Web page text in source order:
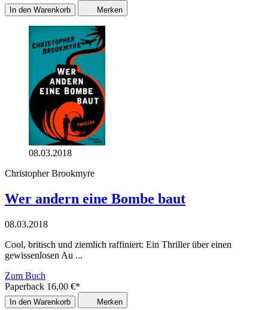
In den Warenkorb Merken
08.03.2018
Christopher Brookmyre
Wer andern eine Bombe baut
08.03.2018
Cool, britisch und ziemlich raffiniert: Ein Thriller über einen
gewissenlosen Au ...
Zum Buch
Paperback 16,00 €*
In den Warenkorb Merken